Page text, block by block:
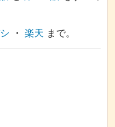
・ 楽天 まで。